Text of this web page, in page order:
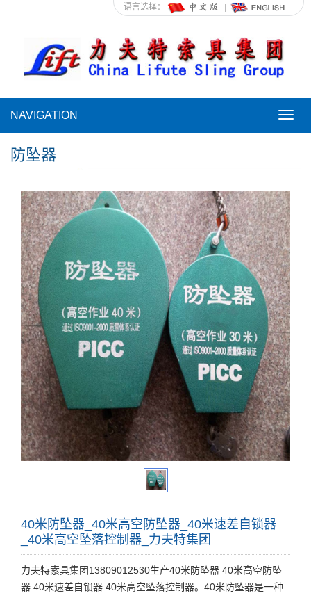
语言选择：
NAVIGATION
防坠器
40米防坠器_40米高空防坠器_40米速差自锁器
_40米高空坠落控制器_力夫特集团
力夫特索具集团13809012530生产40米防坠器 40米高空防坠
器 40米速差自锁器 40米高空坠落控制器。40米防坠器是一种